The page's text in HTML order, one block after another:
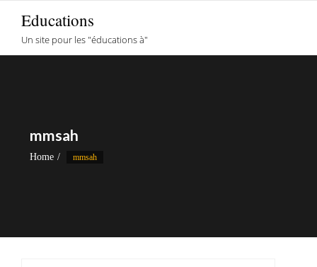
content
Educations
Un site pour les "éducations à"
mmsah
Home mmsah